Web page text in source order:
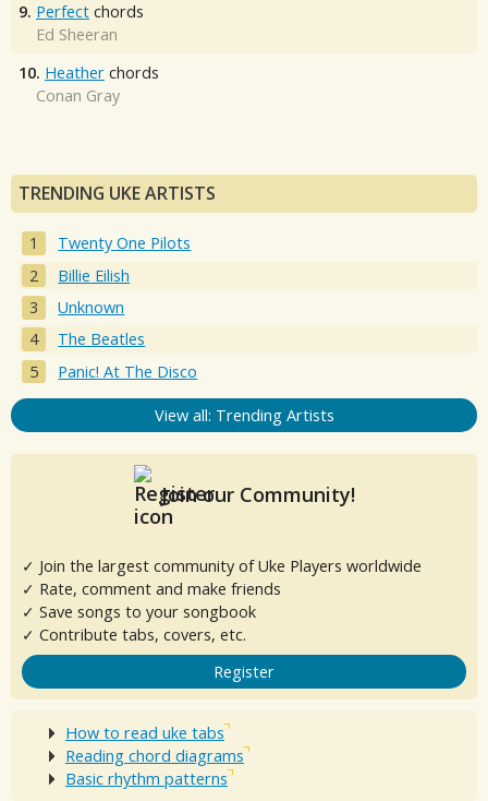
9. Perfect chords
Ed Sheeran
10. Heather chords
Conan Gray
TRENDING UKE ARTISTS
Twenty One Pilots
Billie Eilish
Unknown
The Beatles
Panic! At The Disco
View all: Trending Artists
Join our Community!
✓ Join the largest community of Uke Players worldwide
✓ Rate, comment and make friends
✓ Save songs to your songbook
✓ Contribute tabs, covers, etc.
Register
How to read uke tabs
Reading chord diagrams
Basic rhythm patterns